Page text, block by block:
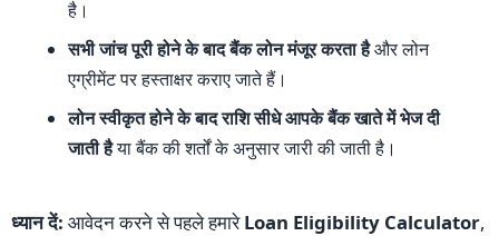
है।
सभी जांच पूरी होने के बाद बैंक लोन मंजूर करता हैऔर लोन
एग्रीमेंट पर हस्ताक्षर कराए जाते हैं।
लोन स्वीकृत होने के बाद राशि सीधे आपके बैंक खाते में भेज दी
जाती हैया बैंक की शर्तों के अनुसार जारी की जाती है।
ध्यान दें: आवेदन करने से पहले हमारेLoan Eligibility Calculator,